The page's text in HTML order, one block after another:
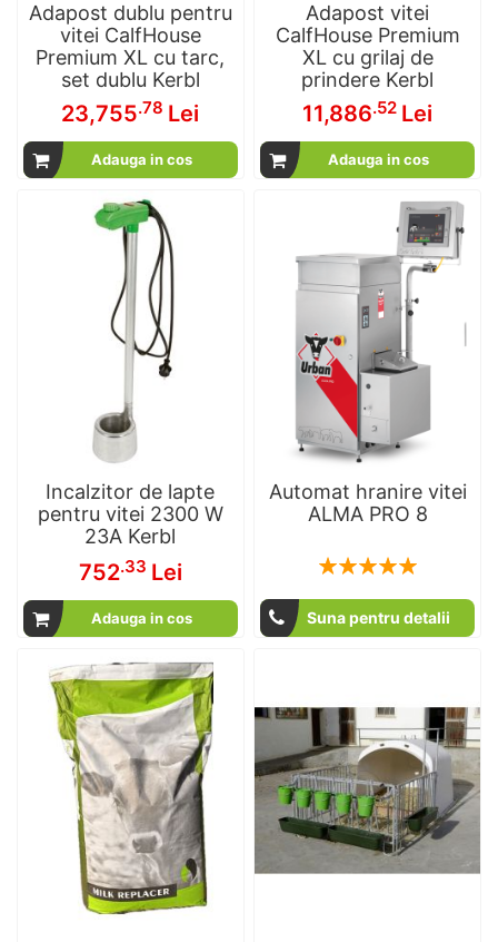
Adapost dublu pentru
vitei CalfHouse
Premium XL cu tarc,
set dublu Kerbl
23,755.78 Lei
Adauga in cos
Adapost vitei
CalfHouse Premium
XL cu grilaj de
prindere Kerbl
11,886.52 Lei
Adauga in cos
Incalzitor de lapte
pentru vitei 2300 W
23A Kerbl
752.33 Lei
Adauga in cos
Automat hranire vitei
ALMA PRO 8
Rating:
Suna pentru detalii